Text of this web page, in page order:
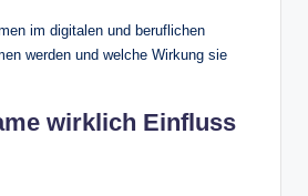
im digitalen und beruflichen
werden und welche Wirkung sie
wirklich Einfluss